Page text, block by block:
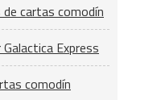
cartas comodín
Express
comodín